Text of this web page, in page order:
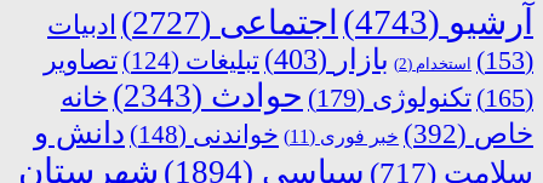
آرشیو (4743) اجتماعی (2727)
ادبیات
(153)
استخدام (2) بازار (403) تبلیغات (124)
تصاویر
(165)
تکنولوژی (179) حوادث (2343)
خانه
خاص (392) خبر فوری (11) خواندنی (148)
دانش و
سلامت (717) سیاسی (1894)
شهرستان